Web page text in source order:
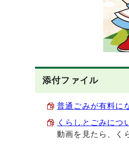
添付ファイル
普通ごみが有料に
くらしとごみに
動画を見たら、く